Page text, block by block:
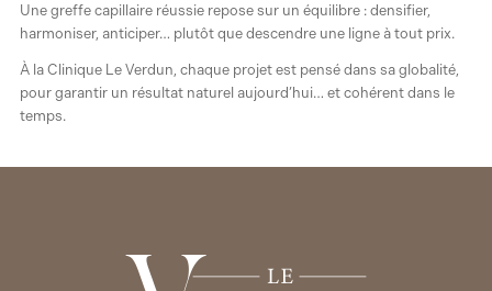
Une greffe capillaire réussie repose sur un équilibre : densifier,
harmoniser, anticiper… plutôt que descendre une ligne à tout prix.
À la Clinique Le Verdun, chaque projet est pensé dans sa globalité,
pour garantir un résultat naturel aujourd’hui… et cohérent dans le
temps.